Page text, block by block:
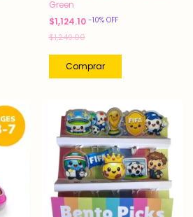
Green
$1,124.10 -10% OFF
$1,249.00